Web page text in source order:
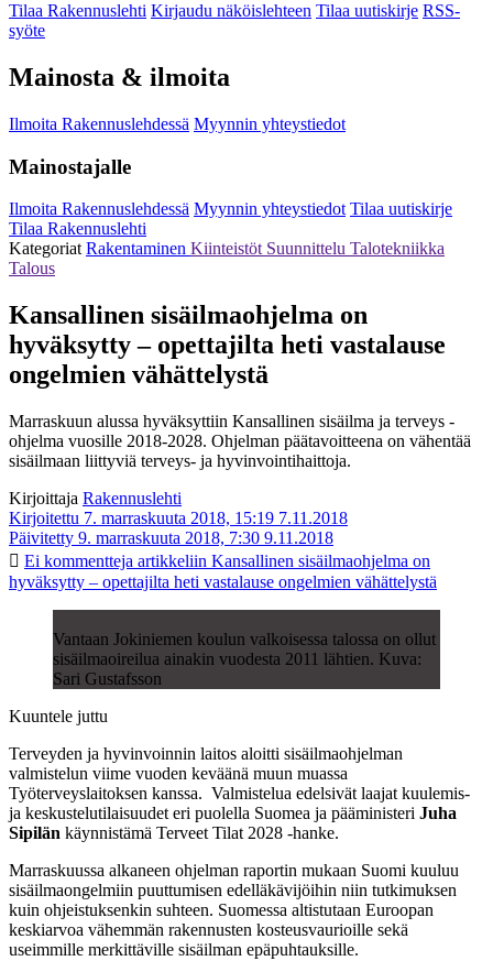
Tilaa Rakennuslehti Kirjaudu näköislehteen Tilaa uutiskirje RSS-
syöte
Mainosta & ilmoita
Ilmoita Rakennuslehdessä Myynnin yhteystiedot
Mainostajalle
Ilmoita Rakennuslehdessä Myynnin yhteystiedot Tilaa uutiskirje
Tilaa Rakennuslehti
KategoriatRakentaminen Kiinteistöt Suunnittelu Talotekniikka
Talous
Kansallinen sisäilmaohjelma on
hyväksytty – opettajilta heti vastalause
ongelmien vähättelystä
Marraskuun alussa hyväksyttiin Kansallinen sisäilma ja terveys -
ohjelma vuosille 2018-2028. Ohjelman päätavoitteena on vähentää
sisäilmaan liittyviä terveys- ja hyvinvointihaittoja.
Kirjoittaja Rakennuslehti
Kirjoitettu 7. marraskuuta 2018, 15:19 7.11.2018
Päivitetty 9. marraskuuta 2018, 7:30 9.11.2018
Ei kommentteja artikkeliin Kansallinen sisäilmaohjelma on
hyväksytty – opettajilta heti vastalause ongelmien vähättelystä
Vantaan Jokiniemen koulun valkoisessa talossa on ollut
sisäilmaoireilua ainakin vuodesta 2011 lähtien. Kuva:
Sari Gustafsson
Kuuntele juttu
Terveyden ja hyvinvoinnin laitos aloitti sisäilmaohjelman
valmistelun viime vuoden keväänä muun muassa
Työterveyslaitoksen kanssa. Valmistelua edelsivät laajat kuulemis-
ja keskustelutilaisuudet eri puolella Suomea ja pääministeri Juha
Sipilän käynnistämä Terveet Tilat 2028 -hanke.
Marraskuussa alkaneen ohjelman raportin mukaan Suomi kuuluu
sisäilmaongelmiin puuttumisen edelläkävijöihin niin tutkimuksen
kuin ohjeistuksenkin suhteen. Suomessa altistutaan Euroopan
keskiarvoa vähemmän rakennusten kosteusvaurioille sekä
useimmille merkittäville sisäilman epäpuhtauksille.